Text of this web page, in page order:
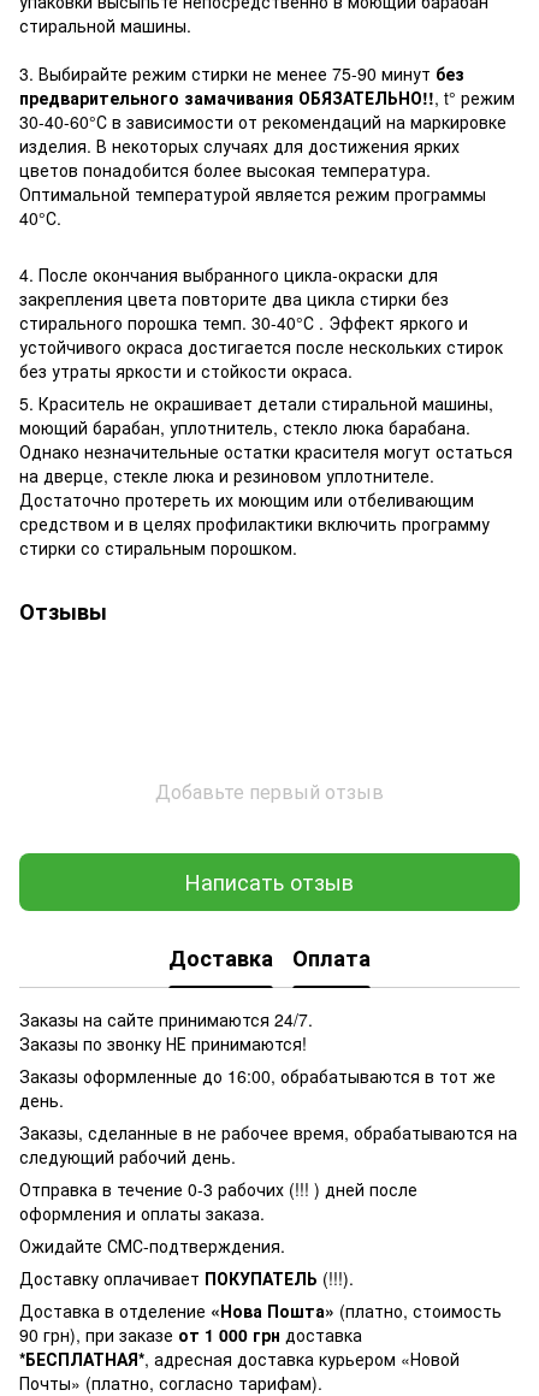
стиральной машины.
3. Выбирайте режим стирки не менее 75-90 минут без
предварительного замачивания ОБЯЗАТЕЛЬНО!!, t° режим
30-40-60°С в зависимости от рекомендаций на маркировке
изделия. В некоторых случаях для достижения ярких
цветов понадобится более высокая температура.
Оптимальной температурой является режим программы
40°С.
4. После окончания выбранного цикла-окраски для
закрепления цвета повторите два цикла стирки без
стирального порошка темп. 30-40°С . Эффект яркого и
устойчивого окраса достигается после нескольких стирок
без утраты яркости и стойкости окраса.
5. Краситель не окрашивает детали стиральной машины,
моющий барабан, уплотнитель, стекло люка барабана.
Однако незначительные остатки красителя могут остаться
на дверце, стекле люка и резиновом уплотнителе.
Достаточно протереть их моющим или отбеливающим
средством и в целях профилактики включить программу
стирки со стиральным порошком.
Отзывы
Добавьте первый отзыв
Написать отзыв
Доставка Оплата
Заказы на сайте принимаются 24/7.
Заказы по звонку НЕ принимаются!
Заказы оформленные до 16:00, обрабатываются в тот же
день.
Заказы, сделанные в не рабочее время, обрабатываются на
следующий рабочий день.
Отправка в течение 0-3 рабочих (!!! ) дней после
оформления и оплаты заказа.
Ожидайте СМС-подтверждения.
Доставку оплачивает ПОКУПАТЕЛЬ (!!!).
Доставка в отделение «Нова Пошта» (платно, стоимость
90 грн), при заказе от 1 000 грн доставка
*БЕСПЛАТНАЯ*, адресная доставка курьером «Новой
Почты» (платно, согласно тарифам).